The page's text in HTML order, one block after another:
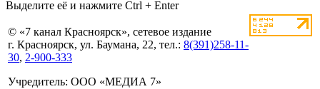
Выделите её и нажмите Ctrl + Enter
© «7 канал Красноярск», сетевое издание
г. Красноярск, ул. Баумана, 22, тел.: 8(391)258-11-
30, 2-900-333
Учредитель: ООО «МЕДИА 7»